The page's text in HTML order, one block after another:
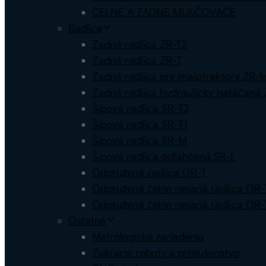
ČELNÉ A ZADNÉ MULČOVAČE
Radlice
Zadná radlica ZR-T2
Zadná radlica ZR-T
Zadná radlica pre malotraktory ZR-
Zadná radlica hydraulicky natáčaná
Šípová radlica SR-T2
Šípová radlica SR-T1
Šípová radlica SR-M
Šípová radlica odľahčená SR-L
Odpružená radlica OR-T
Odpružená čelne nesená radlica OR-
Odpružená čelne nesená radlica OR-
Ostatné
Metrologické zariadenia
Zváracie roboty a príslušenstvo